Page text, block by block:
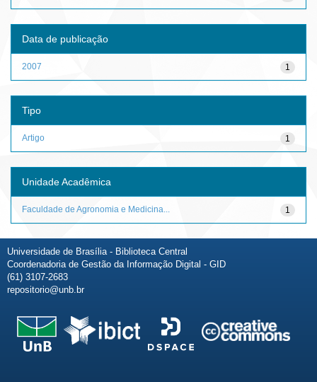
Data de publicação
1
2007
Tipo
1
Artigo
Unidade Acadêmica
1
Faculdade de Agronomia e Medicina...
Universidade de Brasília - Biblioteca Central
Coordenadoria de Gestão da Informação Digital - GID
(61) 3107-2683
repositorio@unb.br